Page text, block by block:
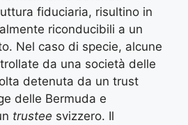
fiduciaria, risultino in
riconducibili a un
Nel caso di specie, alcune
da una società delle
detenuta da un trust
delle Bermuda e
trustee svizzero. Il